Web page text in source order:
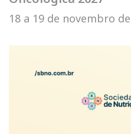
18 a 19 de novembro